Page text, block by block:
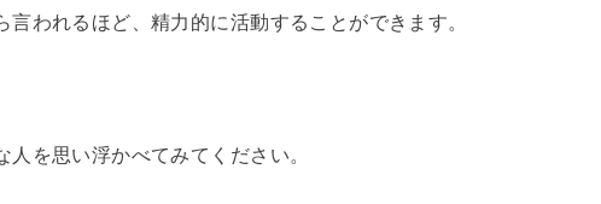
われるほど、精力的に活動することができます。
を思い浮かべてみてください。